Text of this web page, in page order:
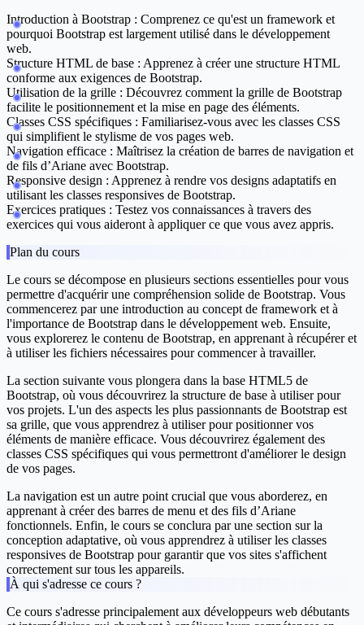
Introduction à Bootstrap : Comprenez ce qu'est un framework et
pourquoi Bootstrap est largement utilisé dans le développement
web.
Structure HTML de base : Apprenez à créer une structure HTML
conforme aux exigences de Bootstrap.
Utilisation de la grille : Découvrez comment la grille de Bootstrap
facilite le positionnement et la mise en page des éléments.
Classes CSS spécifiques : Familiarisez-vous avec les classes CSS
qui simplifient le stylisme de vos pages web.
Navigation efficace : Maîtrisez la création de barres de navigation et
de fils d’Ariane avec Bootstrap.
Responsive design : Apprenez à rendre vos designs adaptatifs en
utilisant les classes responsives de Bootstrap.
Exercices pratiques : Testez vos connaissances à travers des
exercices qui vous aideront à appliquer ce que vous avez appris.
Plan du cours
Le cours se décompose en plusieurs sections essentielles pour vous
permettre d'acquérir une compréhension solide de Bootstrap. Vous
commencerez par une introduction au concept de framework et à
l'importance de Bootstrap dans le développement web. Ensuite,
vous explorerez le contenu de Bootstrap, en apprenant à récupérer et
à utiliser les fichiers nécessaires pour commencer à travailler.
La section suivante vous plongera dans la base HTML5 de
Bootstrap, où vous découvrirez la structure de base à utiliser pour
vos projets. L'un des aspects les plus passionnants de Bootstrap est
sa grille, que vous apprendrez à utiliser pour positionner vos
éléments de manière efficace. Vous découvrirez également des
classes CSS spécifiques qui vous permettront d'améliorer le design
de vos pages.
La navigation est un autre point crucial que vous aborderez, en
apprenant à créer des barres de menu et des fils d’Ariane
fonctionnels. Enfin, le cours se conclura par une section sur la
conception adaptative, où vous apprendrez à utiliser les classes
responsives de Bootstrap pour garantir que vos sites s'affichent
correctement sur tous les appareils.
À qui s'adresse ce cours ?
Ce cours s'adresse principalement aux développeurs web débutants